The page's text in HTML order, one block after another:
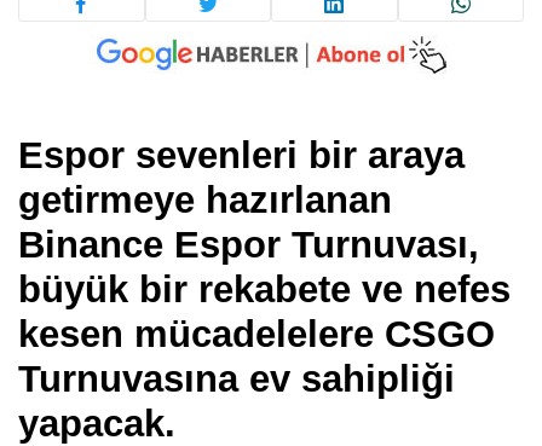
Espor sevenleri bir araya
getirmeye hazırlanan
Binance Espor Turnuvası,
büyük bir rekabete ve nefes
kesen mücadelelere CSGO
Turnuvasınaev sahipliği
yapacak.